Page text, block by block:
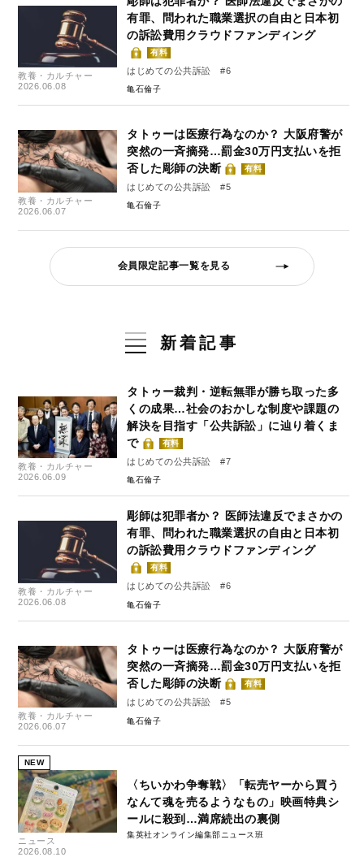
教養・カルチャー
2026.06.08
有罪、問われた職業選択の自由と日本初
の訴訟費用クラウドファンディング
有料
はじめての公共訴訟 #6
亀石倫子
教養・カルチャー
2026.06.07
タトゥーは医療行為なのか？ 大阪府警が
突然の一斉摘発…罰金30万円支払いを拒
否した彫師の決断
有料
はじめての公共訴訟 #5
亀石倫子
会員限定記事一覧を見る
新着記事
教養・カルチャー
2026.06.09
タトゥー裁判・逆転無罪が勝ち取った多
くの成果…社会のおかしな制度や課題の
解決を目指す「公共訴訟」に辿り着くま
で
有料
はじめての公共訴訟 #7
亀石倫子
教養・カルチャー
2026.06.08
彫師は犯罪者か？ 医師法違反でまさかの
有罪、問われた職業選択の自由と日本初
の訴訟費用クラウドファンディング
有料
はじめての公共訴訟 #6
亀石倫子
教養・カルチャー
2026.06.07
タトゥーは医療行為なのか？ 大阪府警が
突然の一斉摘発…罰金30万円支払いを拒
否した彫師の決断
有料
はじめての公共訴訟 #5
亀石倫子
NEW
ニュース
2026.08.10
〈ちいかわ争奪戦〉「転売ヤーから買う
なんて魂を売るようなもの」映画特典シ
ールに殺到…満席続出の裏側
集英社オンライン編集部ニュース班